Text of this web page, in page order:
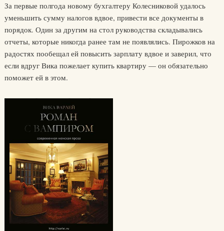
За первые полгода новому бухгалтеру Колесниковой удалось
уменьшить сумму налогов вдвое, привести все документы в
порядок. Один за другим на стол руководства складывались
отчеты, которые никогда ранее там не появлялись. Пирожков на
радостях пообещал ей повысить зарплату вдвое и заверил, что
если вдруг Вика пожелает купить квартиру — он обязательно
поможет ей в этом.